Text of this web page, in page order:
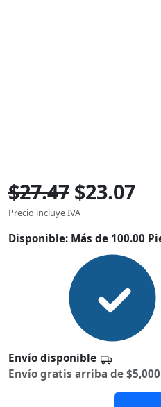
$27.47 $23.07
Precio incluye IVA
Disponible: Más de 100.00
Envío disponible
Envío gratis arriba de $5,000